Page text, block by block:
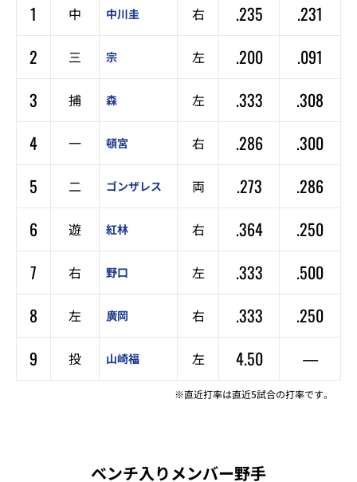
1 中 中川圭 右 .235
.231
2
三 宗 左 .200
.091
3
捕 森 左 .333
.308
4
一 頓宮 右 .286
.300
5
二 ゴンザレス 両 .273
.286
6
遊 紅林 右 .364
.250
7
右 野口 左 .333
.500
8
左 廣岡 右 .333
.250
9
投 山崎福 左 4.50 —
※直近打率は直近5試合の打率です。
ベンチ入りメンバー野手